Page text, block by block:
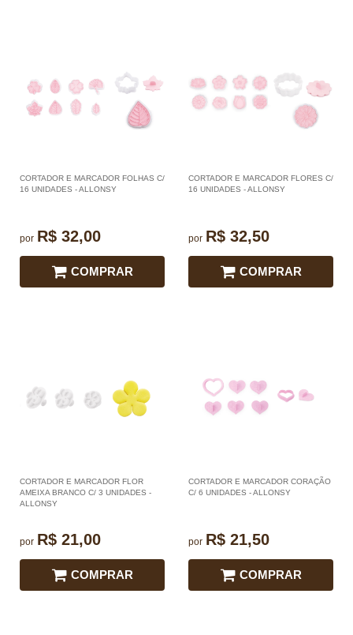
CORTADOR E MARCADOR FOLHAS C/
16 UNIDADES - ALLONSY
por R$ 32,00
COMPRAR
CORTADOR E MARCADOR FLORES C/
16 UNIDADES - ALLONSY
por R$ 32,50
COMPRAR
CORTADOR E MARCADOR FLOR
AMEIXA BRANCO C/ 3 UNIDADES -
ALLONSY
por R$ 21,00
COMPRAR
CORTADOR E MARCADOR CORAÇÃO
C/ 6 UNIDADES - ALLONSY
por R$ 21,50
COMPRAR